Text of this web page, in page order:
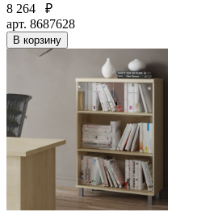
8 264
₽
арт. 8687628
В корзину